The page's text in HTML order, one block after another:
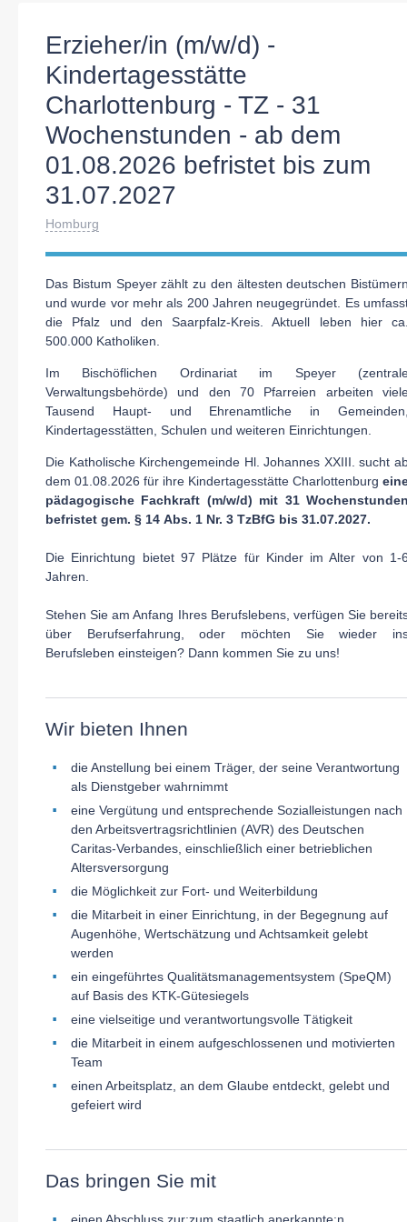
Erzieher/in (m/w/d) -
Kindertagesstätte
Charlottenburg - TZ - 31
Wochenstunden - ab dem
01.08.2026 befristet bis zum
31.07.2027
Homburg
Das Bistum Speyer zählt zu den ältesten deutschen
und wurde vor mehr als 200 Jahren neugegründet. Es
die Pfalz und den Saarpfalz-Kreis. Aktuell leben hier
500.000 Katholiken.
Im Bischöflichen Ordinariat im Speyer
Verwaltungsbehörde) und den 70 Pfarreien arbeiten
Tausend Haupt- und Ehrenamtliche in
Kindertagesstätten, Schulen und weiteren Einrichtungen.
Die Katholische Kirchengemeinde Hl. Johannes XXIII. sucht
dem 01.08.2026 für ihre Kindertagesstätte Charlottenburg e
pädagogische Fachkraft (m/w/d) mit 31
befristet gem. § 14 Abs. 1 Nr. 3 TzBfG bis 31.07.2027.
Die Einrichtung bietet 97 Plätze für Kinder im Alter von 1-
Jahren.
Stehen Sie am Anfang Ihres Berufslebens, verfügen Sie
über Berufserfahrung, oder möchten Sie wieder
Berufsleben einsteigen? Dann kommen Sie zu uns!
Wir bieten Ihnen
die Anstellung bei einem Träger, der seine Verantwortung
als Dienstgeber wahrnimmt
eine Vergütung und entsprechende Sozialleistungen nach
den Arbeitsvertragsrichtlinien (AVR) des Deutschen
Caritas-Verbandes, einschließlich einer betrieblichen
Altersversorgung
die Möglichkeit zur Fort- und Weiterbildung
die Mitarbeit in einer Einrichtung, in der Begegnung auf
Augenhöhe, Wertschätzung und Achtsamkeit gelebt
werden
ein eingeführtes Qualitätsmanagementsystem (SpeQM)
auf Basis des KTK-Gütesiegels
eine vielseitige und verantwortungsvolle Tätigkeit
die Mitarbeit in einem aufgeschlossenen und motivierten
Team
einen Arbeitsplatz, an dem Glaube entdeckt, gelebt und
gefeiert wird
Das bringen Sie mit